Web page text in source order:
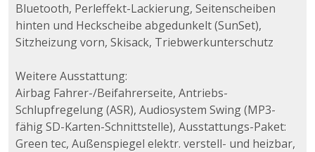
Bluetooth, Perleffekt-Lackierung, Seitenscheiben
hinten und Heckscheibe abgedunkelt (SunSet),
Sitzheizung vorn, Skisack, Triebwerkunterschutz
Weitere Ausstattung:
Airbag Fahrer-/Beifahrerseite, Antriebs-
Schlupfregelung (ASR), Audiosystem Swing (MP3-
fähig SD-Karten-Schnittstelle), Ausstattungs-Paket:
Green tec, Außenspiegel elektr. verstell- und heizbar,